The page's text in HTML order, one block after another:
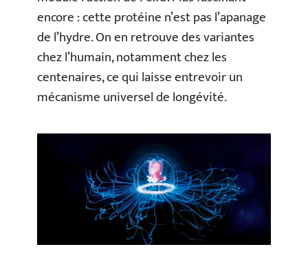
encore : cette protéine n’est pas l’apanage
de l’hydre. On en retrouve des variantes
chez l’humain, notamment chez les
centenaires, ce qui laisse entrevoir un
mécanisme universel de longévité.